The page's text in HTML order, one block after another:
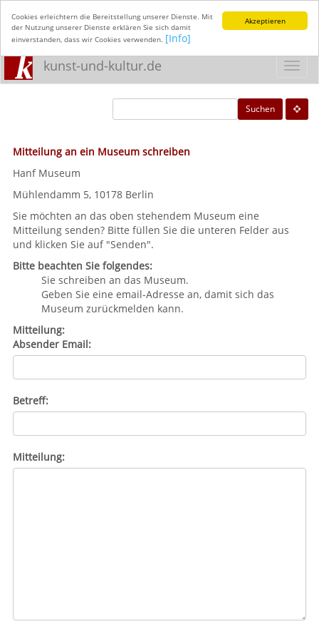
Akzeptieren
Cookies erleichtern die Bereitstellung unserer Dienste. Mit
der Nutzung unserer Dienste erklären Sie sich damit
einverstanden, dass wir Cookies verwenden. [Info]
kunst-und-kultur.de
Suchen
Mitteilung an ein Museum schreiben
Hanf Museum
Mühlendamm 5, 10178 Berlin
Sie möchten an das oben stehendem Museum eine
Mitteilung senden? Bitte füllen Sie die unteren Felder aus
und klicken Sie auf "Senden".
Bitte beachten Sie folgendes:
Sie schreiben an das Museum.
Geben Sie eine email-Adresse an, damit sich das
Museum zurückmelden kann.
Mitteilung:
Absender Email:
Betreff:
Mitteilung: